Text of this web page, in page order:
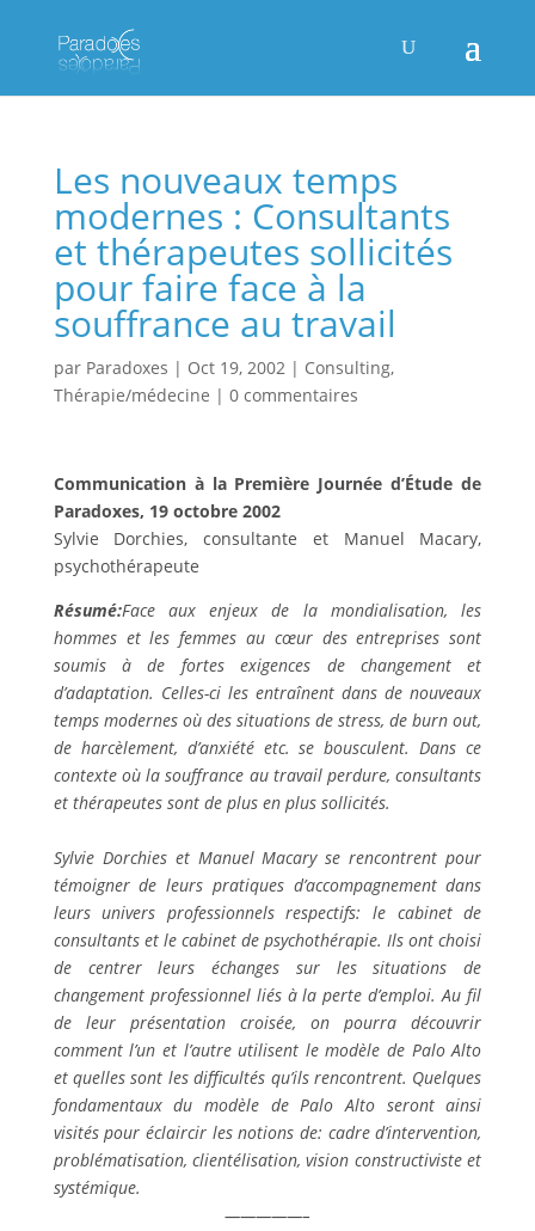
Les nouveaux temps
modernes : Consultants
et thérapeutes sollicités
pour faire face à la
souffrance au travail
par Paradoxes | Oct 19, 2002| Consulting,
Thérapie/médecine | 0 commentaires
Communication à la Première Journée d’Étude de
Paradoxes, 19 octobre 2002
Sylvie Dorchies, consultante et Manuel Macary,
psychothérapeute
Résumé:Face aux enjeux de la mondialisation, les
hommes et les femmes au cœur des entreprises sont
soumis à de fortes exigences de changement et
d’adaptation. Celles-ci les entraînent dans de nouveaux
temps modernes où des situations de stress, de burn out,
de harcèlement, d’anxiété etc. se bousculent. Dans ce
contexte où la souffrance au travail perdure, consultants
et thérapeutes sont de plus en plus sollicités.
Sylvie Dorchies et Manuel Macary se rencontrent pour
témoigner de leurs pratiques d’accompagnement dans
leurs univers professionnels respectifs: le cabinet de
consultants et le cabinet de psychothérapie. Ils ont choisi
de centrer leurs échanges sur les situations de
changement professionnel liés à la perte d’emploi. Au fil
de leur présentation croisée, on pourra découvrir
comment l’un et l’autre utilisent le modèle de Palo Alto
et quelles sont les difficultés qu’ils rencontrent. Quelques
fondamentaux du modèle de Palo Alto seront ainsi
visités pour éclaircir les notions de: cadre d’intervention,
problématisation, clientélisation, vision constructiviste et
systémique.
—————–